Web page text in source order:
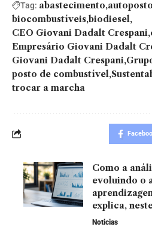
Tag: abastecimento
biocombustíveis biodiesel
CEO Giovani Dadalt Crespani
Empresário Giovani Dadalt
Giovani Dadalt Crespani
posto de combustível
trocar a marcha
Como a
evoluindo o
explica,
Noticias